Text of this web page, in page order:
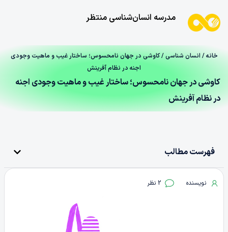
مدرسه انسان‌شناسی منتظر
خانه/ انسان شناسی/ کاوشی در جهان نامحسوس؛ ساختار غیب و ماهیت وجودی
اجنه در نظام آفرینش
کاوشی در جهان نامحسوس؛ ساختار غیب و ماهیت وجودی اجنه
در نظام آفرینش
فهرست مطالب
نویسنده 2 نظر